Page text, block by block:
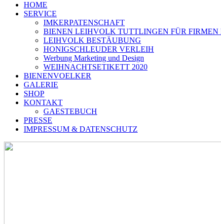
HOME
SERVICE
IMKERPATENSCHAFT
BIENEN LEIHVOLK TUTTLINGEN FÜR FIRMEN
LEIHVOLK BESTÄUBUNG
HONIGSCHLEUDER VERLEIH
Werbung Marketing und Design
WEIHNACHTSETIKETT 2020
BIENENVOELKER
GALERIE
SHOP
KONTAKT
GAESTEBUCH
PRESSE
IMPRESSUM & DATENSCHUTZ